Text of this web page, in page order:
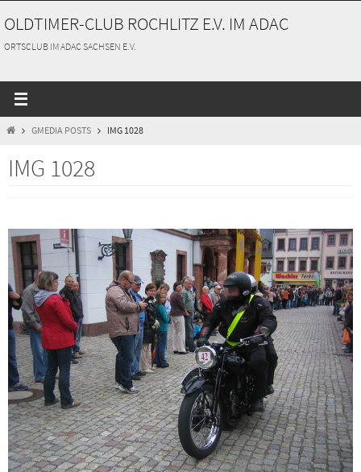
Inhalt
springen
OLDTIMER-CLUB ROCHLITZ E.V. IM ADAC
ORTSCLUB IM ADAC SACHSEN E.V.
STARTGMEDIA POSTS IMG 1028
IMG 1028